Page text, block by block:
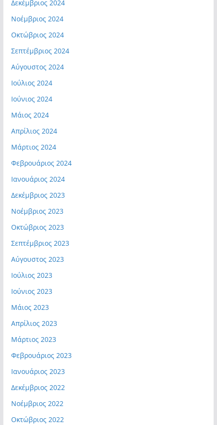
Δεκέμβριος 2024
Νοέμβριος 2024
Οκτώβριος 2024
Σεπτέμβριος 2024
Αύγουστος 2024
Ιούλιος 2024
Ιούνιος 2024
Μάιος 2024
Απρίλιος 2024
Μάρτιος 2024
Φεβρουάριος 2024
Ιανουάριος 2024
Δεκέμβριος 2023
Νοέμβριος 2023
Οκτώβριος 2023
Σεπτέμβριος 2023
Αύγουστος 2023
Ιούλιος 2023
Ιούνιος 2023
Μάιος 2023
Απρίλιος 2023
Μάρτιος 2023
Φεβρουάριος 2023
Ιανουάριος 2023
Δεκέμβριος 2022
Νοέμβριος 2022
Οκτώβριος 2022